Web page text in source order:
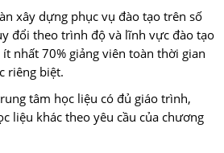
xây dựng phục vụ đào tạo trên số
đổi theo trình độ và lĩnh vực đào tạo
ít nhất 70% giảng viên toàn thời gian
riêng biệt.
tâm học liệu có đủ giáo trình,
liệu khác theo yêu cầu của chương